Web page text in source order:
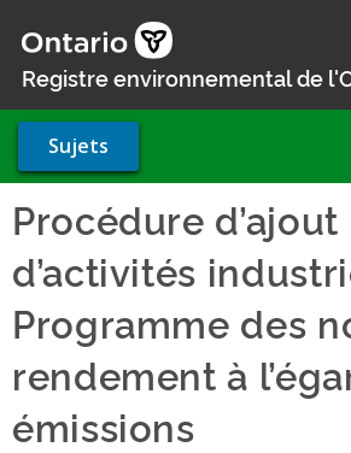
au
contenu
Registre environnemental de
Sujets
Procédure d’ajout
d’activités
Programme des
rendement à
émissions